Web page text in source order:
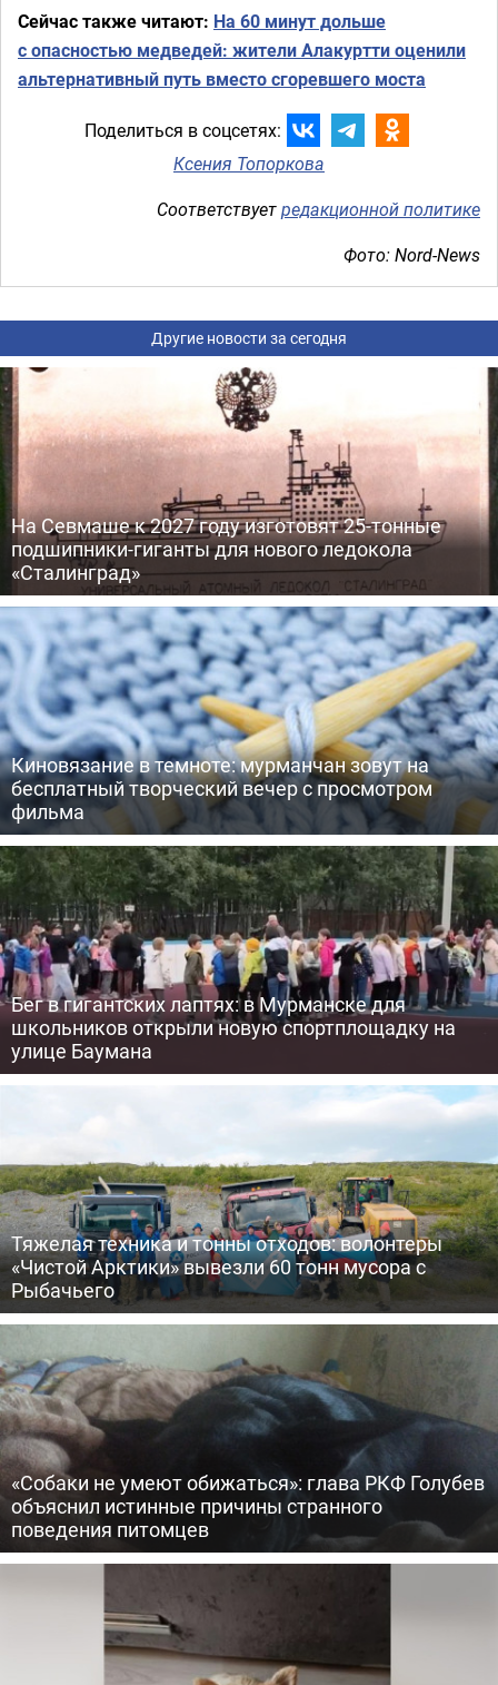
Сейчас также читают: На 60 минут дольше
с опасностью медведей: жители Алакуртти оценили
альтернативный путь вместо сгоревшего моста
Поделиться в соцсетях:
Ксения Топоркова
Соответствуетредакционной политике
Фото: Nord-News
Другие новости за сегодня
На Севмаше к 2027 году изготовят 25-тонные
подшипники-гиганты для нового ледокола
«Сталинград»
Киновязание в темноте: мурманчан зовут на
бесплатный творческий вечер с просмотром
фильма
Бег в гигантских лаптях: в Мурманске для
школьников открыли новую спортплощадку на
улице Баумана
Тяжелая техника и тонны отходов: волонтеры
«Чистой Арктики» вывезли 60 тонн мусора с
Рыбачьего
«Собаки не умеют обижаться»: глава РКФ Голубев
объяснил истинные причины странного
поведения питомцев